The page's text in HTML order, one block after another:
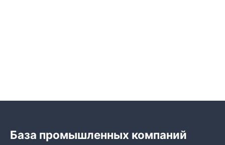
База промышленных компаний